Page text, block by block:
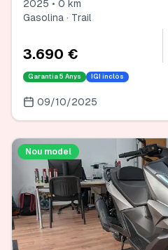
2025 • 0 km
Gasolina · Trail
3.690 €
Garantia 5 Anys IGI inclòs
09/10/2025
Nou model